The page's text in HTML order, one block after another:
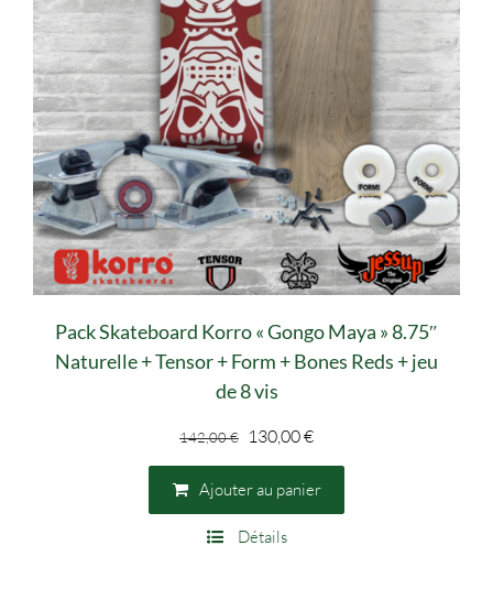
Pack Skateboard Korro « Gongo Maya » 8.75″
Naturelle + Tensor + Form + Bones Reds + jeu
de 8 vis
142,00€
Le
prix
initial
était :
142,00 €.
130,00€Le
prix
actuel
est :
Ajouter au panier
Détails